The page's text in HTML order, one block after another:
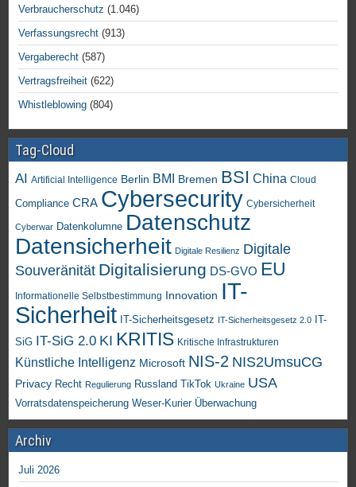
Verbraucherschutz (1.046)
Verfassungsrecht (913)
Vergaberecht (587)
Vertragsfreiheit (622)
Whistleblowing (804)
Tag-Cloud
AI Artificial Intelligence Berlin BMI Bremen BSI China Cloud
Compliance CRA Cybersecurity Cybersicherheit
Cyberwar Datenkolumne Datenschutz
Datensicherheit Digitale Resilienz Digitale
Souveränität Digitalisierung DS-GVO EU
Informationelle Selbstbestimmung Innovation IT-
Sicherheit IT-Sicherheitsgesetz IT-Sicherheitsgesetz 2.0
IT-
SiG IT-SiG 2.0 KI KRITIS Kritische Infrastrukturen
Künstliche Intelligenz Microsoft NIS-2 NIS2UmsuCG
Privacy Recht Regulierung Russland TikTok Ukraine USA
Vorratsdatenspeicherung Weser-Kurier Überwachung
Archiv
Juli 2026